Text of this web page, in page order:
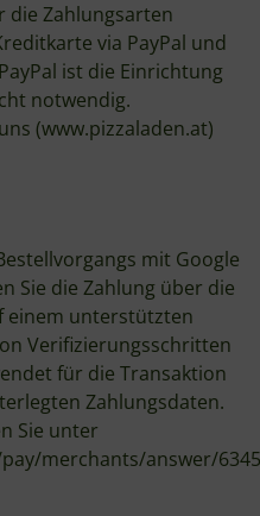
die Zahlungsarten
via PayPal und
ist die Einrichtung
notwendig.
(www.pizzaladen.at)
mit Google
Sie die Zahlung über die
einem unterstützten
Verifizierungsschritten
für die Transaktion
Zahlungsdaten.
Sie unter
merchants/answer/